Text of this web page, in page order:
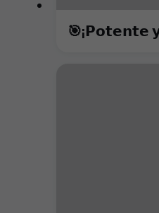
🎯¡𝗣𝗼𝘁𝗲𝗻𝘁𝗲